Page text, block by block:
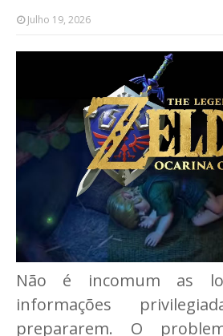
Julho 19, 2026
Não é incomum as
informações
prepararem. O